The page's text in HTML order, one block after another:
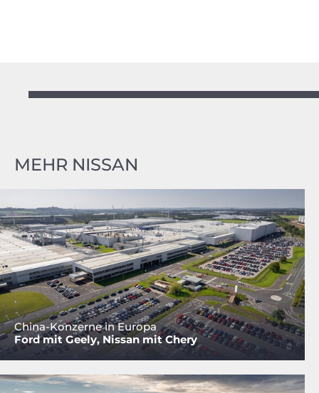
MEHR NISSAN
China-Konzerne in Europa
Ford mit Geely, Nissan mit Chery